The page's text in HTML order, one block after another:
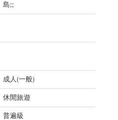
島;;
成人(一般)
休閒旅遊
普遍級